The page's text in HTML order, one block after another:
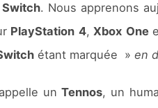
Switch. Nous apprenons
PlayStation 4,Xbox One
étant marquée » en
unTennos, un